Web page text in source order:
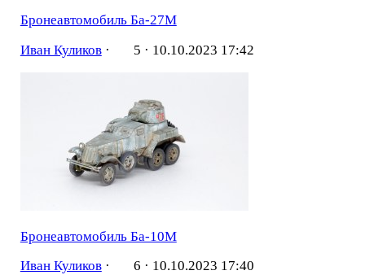
Бронеавтомобиль Ба-27М
Иван Куликов· 5 · 10.10.2023 17:42
Бронеавтомобиль Ба-10М
Иван Куликов· 6 · 10.10.2023 17:40